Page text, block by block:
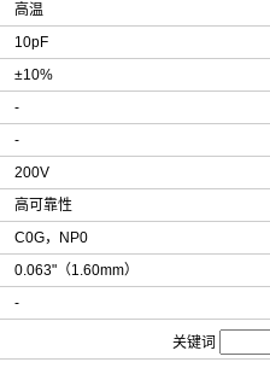
高温
10pF
±10%
-
-
200V
高可靠性
C0G，NP0
0.063"（1.60mm）
-
关键词